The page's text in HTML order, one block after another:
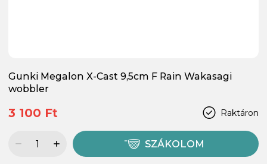
Gunki Megalon X-Cast 9,5cm F Rain Wakasagi
wobbler
Raktáron
3 100 Ft
SZÁKOLOM